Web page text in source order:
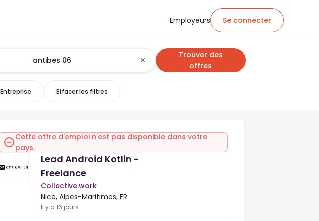
Employeurs Se connecter
Trouver des
offres
Entreprise Effacer les filtres
Cette offre d'emploi n'est pas disponible dans votre
pays.
Lead Android Kotlin -
Freelance
Collective.work
Nice, Alpes-Maritimes, FR
Il y a 16 jours